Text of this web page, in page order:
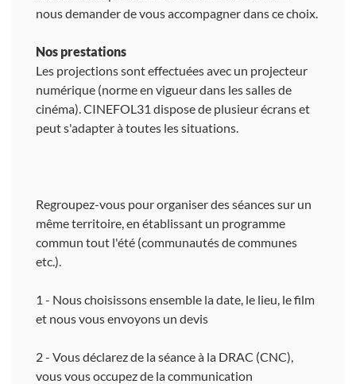
nous demander de vous accompagner dans ce choix.
Nos prestations
Les projections sont effectuées avec un projecteur
numérique (norme en vigueur dans les salles de
cinéma). CINEFOL31 dispose de plusieur écrans et
peut s'adapter à toutes les situations.
Regroupez-vous pour organiser des séances sur un
même territoire, en établissant un programme
commun tout l'été (communautés de communes
etc.).
1 - Nous choisissons ensemble la date, le lieu, le film
et nous vous envoyons un devis
2 - Vous déclarez de la séance à la DRAC (CNC),
vous vous occupez de la communication